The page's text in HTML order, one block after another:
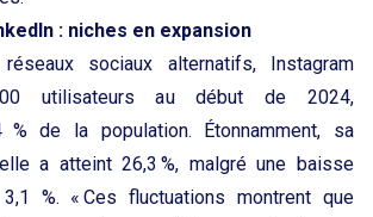
: niches en expansion
sociaux alternatifs, Instagram
utilisateurs au début de 2024,
% de la population. Étonnamment, sa
a atteint 26,3 %, malgré une baisse
%. « Ces fluctuations montrent que